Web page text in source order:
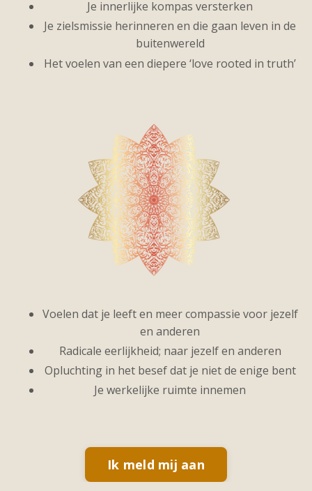
Je innerlijke kompas versterken
Je zielsmissie herinneren en die gaan leven in de
buitenwereld
Het voelen van een diepere ‘love rooted in truth’
Voelen dat je leeft en meer compassie voor jezelf
en anderen
Radicale eerlijkheid; naar jezelf en anderen
Opluchting in het besef dat je niet de enige bent
Je werkelijke ruimte innemen
Ik meld mij aan